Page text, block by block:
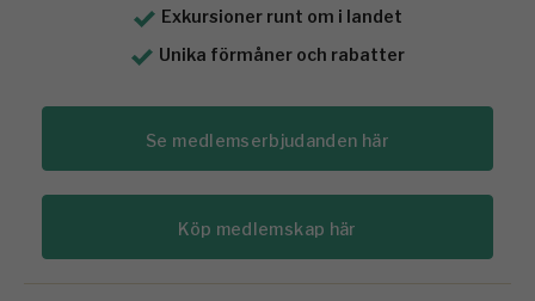
Exkursioner runt om i landet
Unika förmåner och rabatter
Se medlemserbjudanden här
Köp medlemskap här